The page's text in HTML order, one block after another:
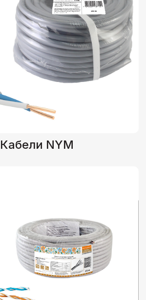
Кабели NYM